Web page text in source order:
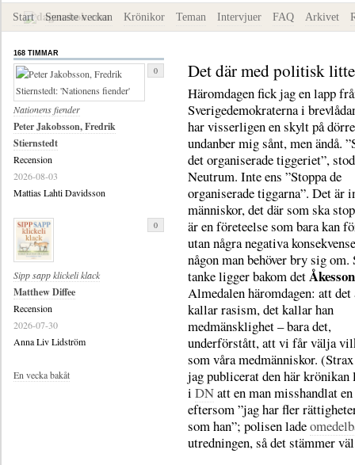
Start Senaste veckan Krönikor Teman Intervjuer FAQ Arkivet
Det där med politisk
Häromdagen fick jag en lapp
Sverigedemokraterna i
har visserligen en skylt på
undanber mig sånt, men ändå.
det organiserade tiggeriet”,
Neutrum. Inte ens ”Stoppa de
organiserade tiggarna”. Det är
människor, det där som ska
är en företeelse som bara kan
utan några negativa
någon man behöver bry sig om.
tanke ligger bakom detÅkesson
Almedalen häromdagen: att det
kallar rasism, det kallar han
medmänsklighet – bara det,
underförstått, att vi får välja
som våra medmänniskor.
jag publicerat den här krönikan
i DNatt en man misshandlat
eftersom ”jag har fler
som han”; polisen lade
utredningen, så det stämmer
168 TIMMAR
Nationens fiender
Peter Jakobsson, Fredrik
Stiernstedt
Recension
2026-08-03
Mattias Lahti Davidsson
0
Sipp sapp klickeli klack
Matthew Diffee
Recension
2026-07-30
Anna Liv Lidström
0
En vecka bakåt